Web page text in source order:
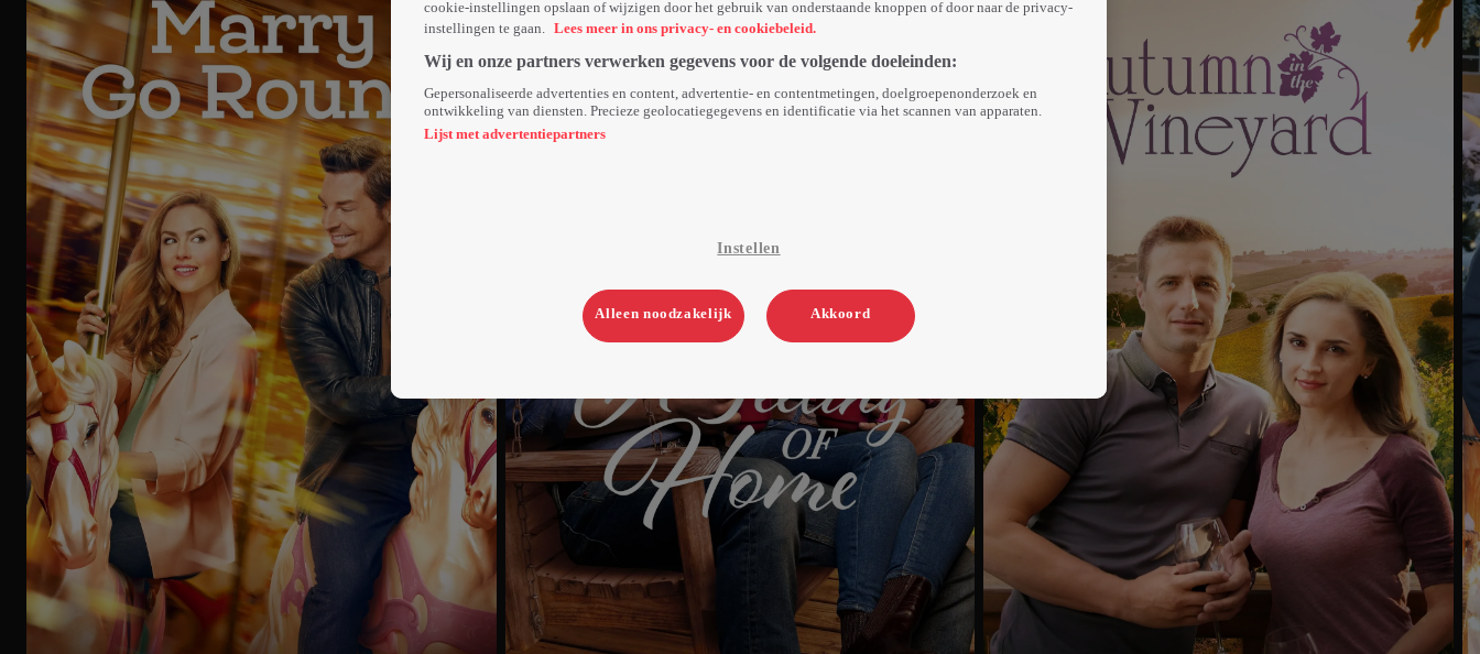
cookie-instellingen opslaan of wijzigen door het gebruik van onderstaande knoppen of door naar de privacy-
instellingen te gaan.
Lees meer in ons privacy- en cookiebeleid.
Wij en onze partners verwerken gegevens voor de volgende doeleinden:
Gepersonaliseerde advertenties en content, advertentie- en contentmetingen, doelgroepenonderzoek en
ontwikkeling van diensten. Precieze geolocatiegegevens en identificatie via het scannen van apparaten.
Lijst met advertentiepartners
Instellen
Alleen noodzakelijk Akkoord